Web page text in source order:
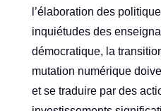
l’élaboration des
inquiétudes des
démocratique, la
mutation numérique
et se traduire par des